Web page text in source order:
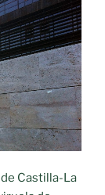
Castilla-La